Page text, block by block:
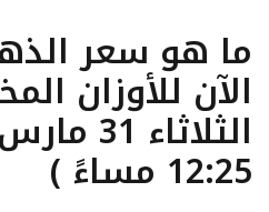
الآن للأوزان
الثلاثاء
12:25 مساءً )